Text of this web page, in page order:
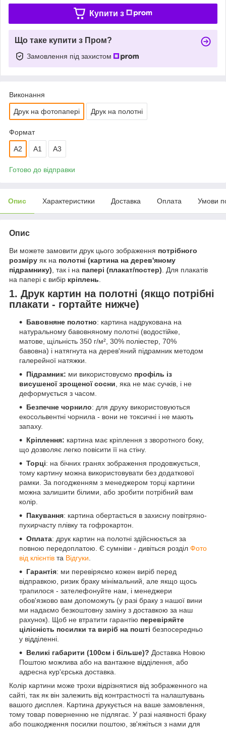
Купити з
Що таке купити з Пром?
Замовлення під захистом
Виконання
Друк на фотопапері Друк на полотні
Формат
A2 А1 A3
Готово до відправки
Опис Характеристики Доставка Оплата Умови
Опис
Ви можете замовити друк цього зображення потрібного
розміру як на полотні (картина на дерев'яному
підрамнику) , так і на папері (плакат/постер) . Для плакатів
на папері є вибір кріплень
1. Друк картин на полотні (якщо потрібні
плакати - гортайте нижче)
Бавовняне полотно: картина надрукована на
натуральному бавовняному полотні (водостійке,
матове, щільність 350 г/м², 30% поліестер, 70%
бавовна) і натягнута на дерев'яний підрамник методом
галерейної натяжки.
Підрамник: ми використовуємо профіль із
висушеної зрощеної сосни, яка не має сучків, і не
деформується з часом.
Безпечне чорнило: для друку використовуються
екосольвентні чорнила - вони не токсичні і не мають
запаху.
Кріплення: картина має кріплення з зворотного боку,
що дозволяє легко повісити її на стіну.
Торці: на бічних гранях зображення продовжується,
тому картину можна використовувати без додаткової
рамки. За погодженням з менеджером торці картини
можна залишити білими, або зробити потрібний вам
колір.
Пакування: картина обертається в захисну повітряно-
пухирчасту плівку та гофрокартон.
Оплата: друк картин на полотні здійснюється за
повною передоплатою. Є сумніви - дивіться розділ Фото
від клієнтів та Відгуки.
Гарантія: ми перевіряємо кожен виріб перед
відправкою, ризик браку мінімальний, але якщо щось
трапилося - зателефонуйте нам, і менеджери
обов'язково вам допоможуть (у разі браку з нашої вини
ми надаємо безкоштовну заміну з доставкою за наш
рахунок). Щоб не втратити гарантію перевіряйте
цілісність посилки та виріб на пошті безпосередньо
у відділенні.
Великі габарити (100см і більше)? Доставка Новою
Поштою можлива або на вантажне відділення, або
адресна кур'єрська доставка.
Колір картини може трохи відрізнятися від зображенного на
сайті, так як він залежить від контрастності та налаштувань
вашого дисплея. Картина друкується на ваше замовлення,
тому товар поверненню не підлягає. У разі наявності браку
або пошкодження посилки поштою, зв'яжіться з нами для